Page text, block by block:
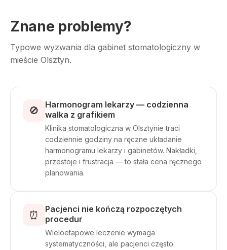
Znane problemy?
Typowe wyzwania dla gabinet stomatologiczny w
mieście Olsztyn.
🚫
Harmonogram lekarzy — codzienna
walka z grafikiem
Klinika stomatologiczna w Olsztynie traci
codziennie godziny na ręczne układanie
harmonogramu lekarzy i gabinetów. Nakładki,
przestoje i frustracja — to stała cena ręcznego
planowania.
⏰
Pacjenci nie kończą rozpoczętych
procedur
Wieloetapowe leczenie wymaga
systematyczności, ale pacjenci często